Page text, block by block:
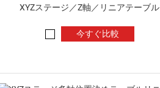
XYZステージ／Z軸／リニアテーブル
今すぐ比較